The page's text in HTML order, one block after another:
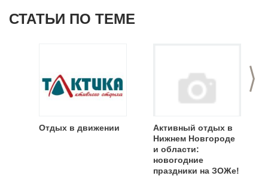
СТАТЬИ ПО ТЕМЕ
>
Отдых в движении
Активный отдых в
Нижнем Новгороде
и области:
новогодние
праздники на ЗОЖе!